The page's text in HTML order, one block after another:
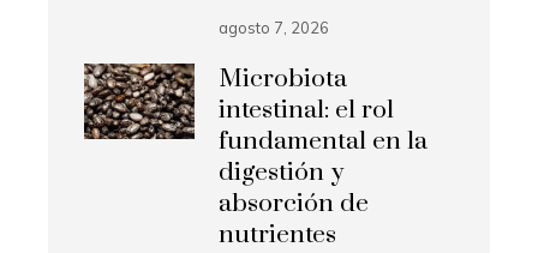
agosto 7, 2026
Microbiota
intestinal: el rol
fundamental en la
digestión y
absorción de
nutrientes